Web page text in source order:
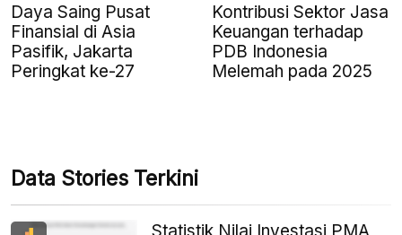
Daya Saing Pusat
Finansial di Asia
Pasifik, Jakarta
Peringkat ke-27
Kontribusi Sektor Jasa
Keuangan terhadap
PDB Indonesia
Melemah pada 2025
Data Stories Terkini
Statistik Nilai Investasi PMA